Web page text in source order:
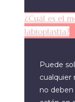
¿Cuál es el
labioplastia?
Puede
cualquier
no deben